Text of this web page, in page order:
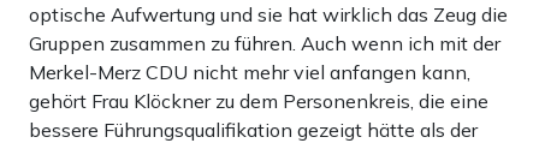
optische Aufwertung und sie hat wirklich das Zeug die
Gruppen zusammen zu führen. Auch wenn ich mit der
Merkel-Merz CDU nicht mehr viel anfangen kann,
gehört Frau Klöckner zu dem Personenkreis, die eine
bessere Führungsqualifikation gezeigt hätte als der